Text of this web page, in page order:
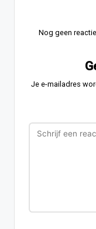
Nog geen
Je e-mailadres